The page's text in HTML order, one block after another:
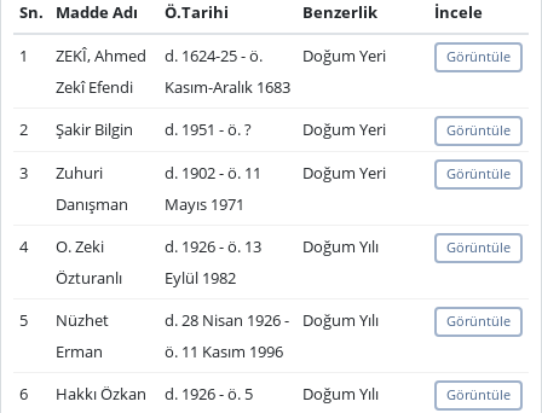
Sn. Madde Adı
Ö.Tarihi
Benzerlik
İncele
1
ZEKÎ, Ahmed
Zekî Efendi
d. 1624-25 - ö.
Kasım-Aralık 1683
Doğum Yeri Görüntüle
2 Şakir Bilgin d. 1951 - ö. ? Doğum Yeri Görüntüle
3
Zuhuri
Danışman
d. 1902 - ö. 11
Mayıs 1971
Doğum Yeri Görüntüle
4
O. Zeki
Özturanlı
d. 1926 - ö. 13
Eylül 1982
Doğum Yılı Görüntüle
5
Nüzhet
Erman
d. 28 Nisan 1926 -
ö. 11 Kasım 1996
Doğum Yılı Görüntüle
6 Hakkı Özkan
d. 1926 - ö. 5
Doğum Yılı Görüntüle